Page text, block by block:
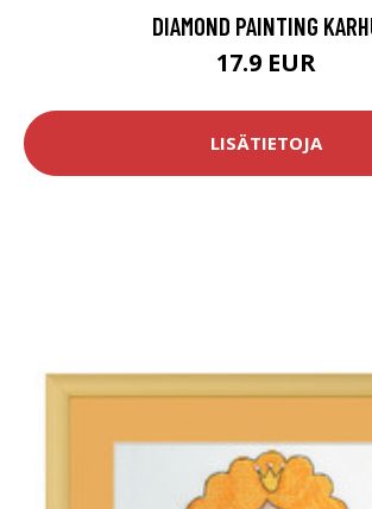
DIAMOND PAINTING
17.9 EUR
LISÄTIETOJA